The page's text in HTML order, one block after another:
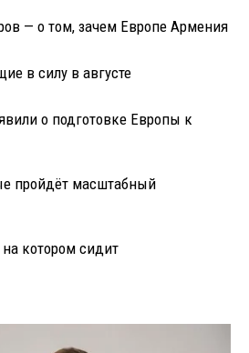
— о том, зачем Европе Армения
в силу в августе
о подготовке Европы к
пройдёт масштабный
на котором сидит